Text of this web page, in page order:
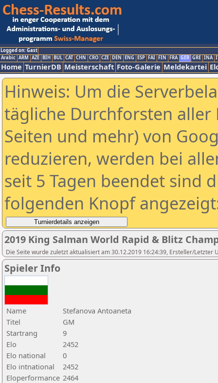
Logged on: Gast
Arabic ARM AZE BIH BUL CAT CHN CRO CZE DEN ENG ESP FAI FIN FRA GER GRE INA
Home TurnierDB Meisterschaft Foto-Galerie Meldekartei
Hinweis: Um die
tägliche Durchforsten aller
Seiten und mehr) von
reduzieren, werden bei
seit 5 Tagen beendet sind
folgenden Knopf
2019 King Salman World Rapid & Blitz
Die Seite wurde zuletzt aktualisiert am 30.12.2019 16:24:39, Ersteller/Letzter
Spieler Info
Name
Stefanova Antoaneta
Titel
GM
Startrang
9
Elo
2452
Elo national
0
Elo intnational
2452
Eloperformance 2464